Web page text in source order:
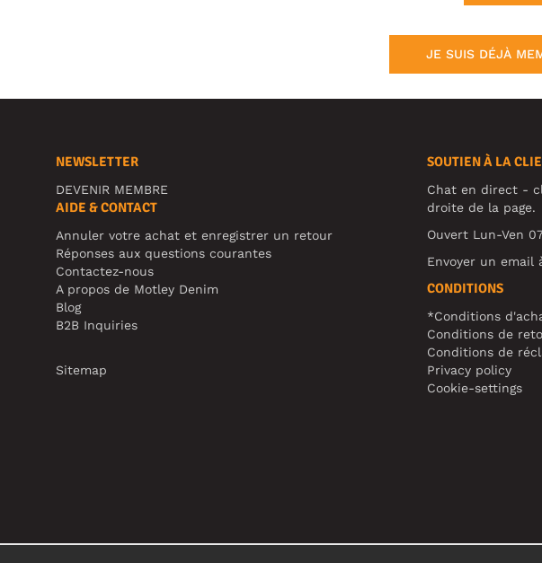
JE SUIS DÉJÀ
NEWSLETTER
DEVENIR MEMBRE
AIDE & CONTACT
Annuler votre achat et enregistrer un retour
Réponses aux questions courantes
Contactez-nous
A propos de Motley Denim
Blog
B2B Inquiries
Sitemap
SOUTIEN À LA
Chat en direct -
droite de la page.
Ouvert Lun-Ven
Envoyer un email
CONDITIONS
*Conditions
Conditions de
Conditions de
Privacy policy
Cookie-settings